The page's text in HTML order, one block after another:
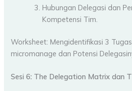
Hubungan Delegasi dan
Kompetensi Tim.
Worksheet: Mengidentifikasi 3
micromanage dan Potensi
Sesi 6: The Delegation Matrix dan